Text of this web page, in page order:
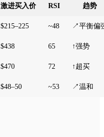
激进买入价 RSI 趋势
$215–225 ~48 ↗平衡偏
$438 65 ↑强势
$470 72 ↑超买
$48–50 ~53 ↗温和